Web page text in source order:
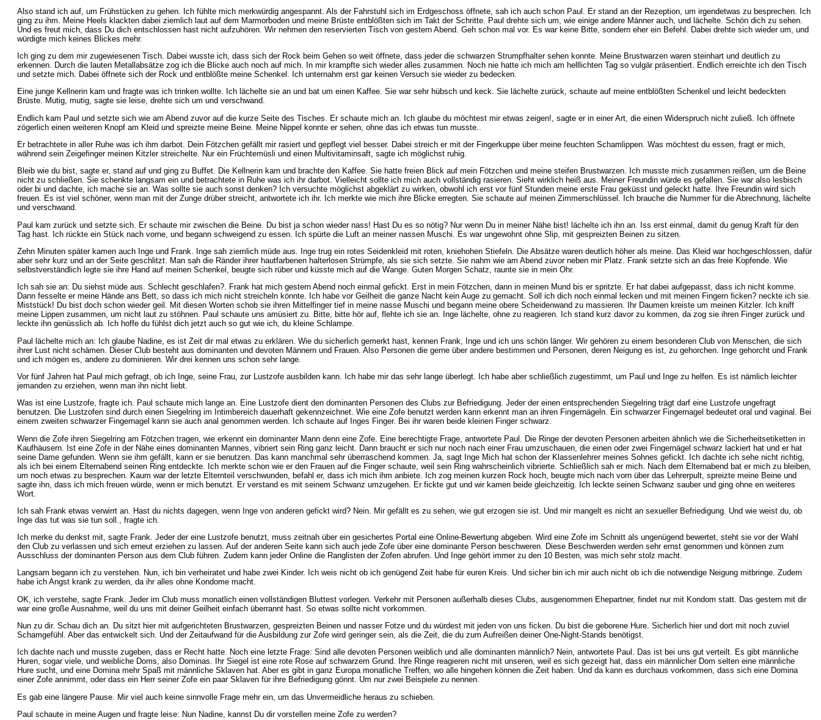
Also stand ich auf, um Frühstücken zu gehen. Ich fühlte mich merkwürdig angespannt. Als der Fahrstuhl sich im Erdgeschoss öffnete, sah ich auch schon Paul. Er stand an der Rezeption, um irgendetwas zu besprechen. Ich
ging zu ihm. Meine Heels klackten dabei ziemlich laut auf dem Marmorboden und meine Brüste entblößten sich im Takt der Schritte. Paul drehte sich um, wie einige andere Männer auch, und lächelte. Schön dich zu sehen.
Und es freut mich, dass Du dich entschlossen hast nicht aufzuhören. Wir nehmen den reservierten Tisch von gestern Abend. Geh schon mal vor. Es war keine Bitte, sondern eher ein Befehl. Dabei drehte sich wieder um, und
würdigte mich keines Blickes mehr.
Ich ging zu dem mir zugewiesenen Tisch. Dabei wusste ich, dass sich der Rock beim Gehen so weit öffnete, dass jeder die schwarzen Strumpfhalter sehen konnte. Meine Brustwarzen waren steinhart und deutlich zu
erkennen. Durch die lauten Metallabsätze zog ich die Blicke auch noch auf mich. In mir krampfte sich wieder alles zusammen. Noch nie hatte ich mich am helllichten Tag so vulgär präsentiert. Endlich erreichte ich den Tisch
und setzte mich. Dabei öffnete sich der Rock und entblößte meine Schenkel. Ich unternahm erst gar keinen Versuch sie wieder zu bedecken.
Eine junge Kellnerin kam und fragte was ich trinken wollte. Ich lächelte sie an und bat um einen Kaffee. Sie war sehr hübsch und keck. Sie lächelte zurück, schaute auf meine entblößten Schenkel und leicht bedeckten
Brüste. Mutig, mutig, sagte sie leise, drehte sich um und verschwand.
Endlich kam Paul und setzte sich wie am Abend zuvor auf die kurze Seite des Tisches. Er schaute mich an. Ich glaube du möchtest mir etwas zeigen!, sagte er in einer Art, die einen Widerspruch nicht zuließ. Ich öffnete
zögerlich einen weiteren Knopf am Kleid und spreizte meine Beine. Meine Nippel konnte er sehen, ohne das ich etwas tun musste..
Er betrachtete in aller Ruhe was ich ihm darbot. Dein Fötzchen gefällt mir rasiert und gepflegt viel besser. Dabei streich er mit der Fingerkuppe über meine feuchten Schamlippen. Was möchtest du essen, fragt er mich,
während sein Zeigefinger meinen Kitzler streichelte. Nur ein Früchtemüsli und einen Multivitaminsaft, sagte ich möglichst ruhig.
Bleib wie du bist, sagte er, stand auf und ging zu Buffet. Die Kellnerin kam und brachte den Kaffee. Sie hatte freien Blick auf mein Fötzchen und meine steifen Brustwarzen. Ich musste mich zusammen reißen, um die Beine
nicht zu schließen. Sie schenkte langsam ein und betrachtete in Ruhe was ich ihr darbot. Vielleicht sollte ich mich auch vollständig rasieren. Sieht wirklich heiß aus. Meiner Freundin würde es gefallen. Sie war also lesbisch
oder bi und dachte, ich mache sie an. Was sollte sie auch sonst denken? Ich versuchte möglichst abgeklärt zu wirken, obwohl ich erst vor fünf Stunden meine erste Frau geküsst und geleckt hatte. Ihre Freundin wird sich
freuen. Es ist viel schöner, wenn man mit der Zunge drüber streicht, antwortete ich ihr. Ich merkte wie mich ihre Blicke erregten. Sie schaute auf meinen Zimmerschlüssel. Ich brauche die Nummer für die Abrechnung, lächelte
und verschwand.
Paul kam zurück und setzte sich. Er schaute mir zwischen die Beine. Du bist ja schon wieder nass! Hast Du es so nötig? Nur wenn Du in meiner Nähe bist! lächelte ich ihn an. Iss erst einmal, damit du genug Kraft für den
Tag hast. Ich rückte ein Stück nach vorne, und begann schweigend zu essen. Ich spürte die Luft an meiner nassen Muschi. Es war ungewohnt ohne Slip, mit gespreizten Beinen zu sitzen.
Zehn Minuten später kamen auch Inge und Frank. Inge sah ziemlich müde aus. Inge trug ein rotes Seidenkleid mit roten, kniehohen Stiefeln. Die Absätze waren deutlich höher als meine. Das Kleid war hochgeschlossen, dafür
aber sehr kurz und an der Seite geschlitzt. Man sah die Ränder ihrer hautfarbenen halterlosen Strümpfe, als sie sich setzte. Sie nahm wie am Abend zuvor neben mir Platz. Frank setzte sich an das freie Kopfende. Wie
selbstverständlich legte sie ihre Hand auf meinen Schenkel, beugte sich rüber und küsste mich auf die Wange. Guten Morgen Schatz, raunte sie in mein Ohr.
Ich sah sie an: Du siehst müde aus. Schlecht geschlafen?. Frank hat mich gestern Abend noch einmal gefickt. Erst in mein Fötzchen, dann in meinen Mund bis er spritzte. Er hat dabei aufgepasst, dass ich nicht komme.
Dann fesselte er meine Hände ans Bett, so dass ich mich nicht streicheln könnte. Ich habe vor Geilheit die ganze Nacht kein Auge zu gemacht. Soll ich dich noch einmal lecken und mit meinen Fingern ficken? neckte ich sie.
Miststück! Du bist doch schon wieder geil. Mit diesen Worten schob sie ihren Mittelfinger tief in meine nasse Muschi und begann meine obere Scheidenwand zu massieren. Ihr Daumen kreiste um meinen Kitzler. Ich kniff
meine Lippen zusammen, um nicht laut zu stöhnen. Paul schaute uns amüsiert zu. Bitte, bitte hör auf, flehte ich sie an. Inge lächelte, ohne zu reagieren. Ich stand kurz davor zu kommen, da zog sie ihren Finger zurück und
leckte ihn genüsslich ab. Ich hoffe du fühlst dich jetzt auch so gut wie ich, du kleine Schlampe.
Paul lächelte mich an: Ich glaube Nadine, es ist Zeit dir mal etwas zu erklären. Wie du sicherlich gemerkt hast, kennen Frank, Inge und ich uns schön länger. Wir gehören zu einem besonderen Club von Menschen, die sich
ihrer Lust nicht schämen. Dieser Club besteht aus dominanten und devoten Männern und Frauen. Also Personen die gerne über andere bestimmen und Personen, deren Neigung es ist, zu gehorchen. Inge gehorcht und Frank
und ich mögen es, andere zu dominieren. Wir drei kennen uns schon sehr lange.
Vor fünf Jahren hat Paul mich gefragt, ob ich Inge, seine Frau, zur Lustzofe ausbilden kann. Ich habe mir das sehr lange überlegt. Ich habe aber schließlich zugestimmt, um Paul und Inge zu helfen. Es ist nämlich leichter
jemanden zu erziehen, wenn man ihn nicht liebt.
Was ist eine Lustzofe, fragte ich. Paul schaute mich lange an. Eine Lustzofe dient den dominanten Personen des Clubs zur Befriedigung. Jeder der einen entsprechenden Siegelring trägt darf eine Lustzofe ungefragt
benutzen. Die Lustzofen sind durch einen Siegelring im Intimbereich dauerhaft gekennzeichnet. Wie eine Zofe benutzt werden kann erkennt man an ihren Fingernägeln. Ein schwarzer Fingernagel bedeutet oral und vaginal. Bei
einem zweiten schwarzer Fingernagel kann sie auch anal genommen werden. Ich schaute auf Inges Finger. Bei ihr waren beide kleinen Finger schwarz.
Wenn die Zofe ihren Siegelring am Fötzchen tragen, wie erkennt ein dominanter Mann denn eine Zofe. Eine berechtigte Frage, antwortete Paul. Die Ringe der devoten Personen arbeiten ähnlich wie die Sicherheitsetiketten in
Kaufhäusern. Ist eine Zofe in der Nähe eines dominanten Mannes, vibriert sein Ring ganz leicht. Dann braucht er sich nur noch nach einer Frau umzuschauen, die einen oder zwei Fingernägel schwarz lackiert hat und er hat
seine Dame gefunden. Wenn sie ihm gefällt, kann er sie benutzen. Das kann manchmal sehr überraschend kommen. Ja, sagt Inge Mich hat schon der Klassenlehrer meines Sohnes gefickt. Ich dachte ich sehe nicht richtig,
als ich bei einem Elternabend seinen Ring entdeckte. Ich merkte schon wie er den Frauen auf die Finger schaute, weil sein Ring wahrscheinlich vibrierte. Schließlich sah er mich. Nach dem Elternabend bat er mich zu bleiben,
um noch etwas zu besprechen. Kaum war der letzte Elternteil verschwunden, befahl er, dass ich mich ihm anbiete. Ich zog meinen kurzen Rock hoch, beugte mich nach vorn über das Lehrerpult, spreizte meine Beine und
sagte ihn, dass ich mich freuen würde, wenn er mich benutzt. Er verstand es mit seinem Schwanz umzugehen. Er fickte gut und wir kamen beide gleichzeitig. Ich leckte seinen Schwanz sauber und ging ohne en weiteres
Wort.
Ich sah Frank etwas verwirrt an. Hast du nichts dagegen, wenn Inge von anderen gefickt wird? Nein. Mir gefällt es zu sehen, wie gut erzogen sie ist. Und mir mangelt es nicht an sexueller Befriedigung. Und wie weist du, ob
Inge das tut was sie tun soll., fragte ich.
Ich merke du denkst mit, sagte Frank. Jeder der eine Lustzofe benutzt, muss zeitnah über ein gesichertes Portal eine Online-Bewertung abgeben. Wird eine Zofe im Schnitt als ungenügend bewertet, steht sie vor der Wahl
den Club zu verlassen und sich erneut erziehen zu lassen. Auf der anderen Seite kann sich auch jede Zofe über eine dominante Person beschweren. Diese Beschwerden werden sehr ernst genommen und können zum
Ausschluss der dominanten Person aus dem Club führen. Zudem kann jeder Online die Ranglisten der Zofen abrufen. Und Inge gehört immer zu den 10 Besten, was mich sehr stolz macht.
Langsam begann ich zu verstehen. Nun, ich bin verheiratet und habe zwei Kinder. Ich weis nicht ob ich genügend Zeit habe für euren Kreis. Und sicher bin ich mir auch nicht ob ich die notwendige Neigung mitbringe. Zudem
habe ich Angst krank zu werden, da ihr alles ohne Kondome macht.
OK, ich verstehe, sagte Frank. Jeder im Club muss monatlich einen vollständigen Bluttest vorlegen. Verkehr mit Personen außerhalb dieses Clubs, ausgenommen Ehepartner, findet nur mit Kondom statt. Das gestern mit dir
war eine große Ausnahme, weil du uns mit deiner Geilheit einfach überrannt hast. So etwas sollte nicht vorkommen.
Nun zu dir. Schau dich an. Du sitzt hier mit aufgerichteten Brustwarzen, gespreizten Beinen und nasser Fotze und du würdest mit jeden von uns ficken. Du bist die geborene Hure. Sicherlich hier und dort mit noch zuviel
Schamgefühl. Aber das entwickelt sich. Und der Zeitaufwand für die Ausbildung zur Zofe wird geringer sein, als die Zeit, die du zum Aufreißen deiner One-Night-Stands benötigst.
Ich dachte nach und musste zugeben, dass er Recht hatte. Noch eine letzte Frage: Sind alle devoten Personen weiblich und alle dominanten männlich? Nein, antwortete Paul. Das ist bei uns gut verteilt. Es gibt männliche
Huren, sogar viele, und weibliche Doms, also Dominas. Ihr Siegel ist eine rote Rose auf schwarzem Grund. Ihre Ringe reagieren nicht mit unseren, weil es sich gezeigt hat, dass ein männlicher Dom selten eine männliche
Hure sucht, und eine Domina mehr Spaß mit männliche Sklaven hat. Aber es gibt in ganz Europa monatliche Treffen, wo alle hingehen können die Zeit haben. Und da kann es durchaus vorkommen, dass sich eine Domina
einer Zofe annimmt, oder dass ein Herr seiner Zofe ein paar Sklaven für ihre Befriedigung gönnt. Um nur zwei Beispiele zu nennen.
Es gab eine längere Pause. Mir viel auch keine sinnvolle Frage mehr ein, um das Unvermeidliche heraus zu schieben.
Paul schaute in meine Augen und fragte leise: Nun Nadine, kannst Du dir vorstellen meine Zofe zu werden?